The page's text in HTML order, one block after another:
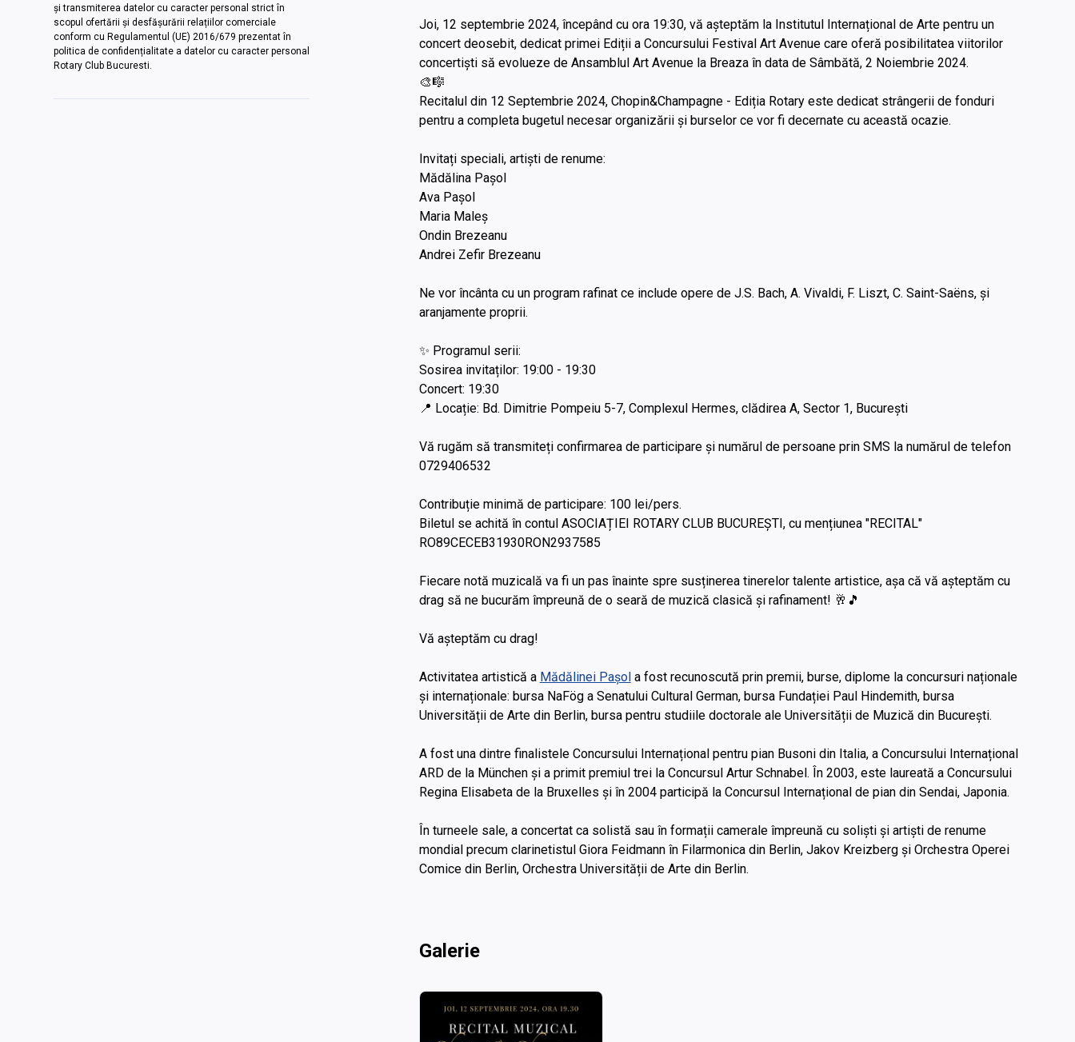
și transmiterea datelor cu caracter personal strict în
scopul ofertării și desfășurării relațiilor comerciale
conform cu Regulamentul (UE) 2016/679 prezentat în
politica de confidențialitate a datelor cu caracter personal
Rotary Club Bucuresti.
Joi, 12 septembrie 2024, începând cu ora 19:30, vă așteptăm la Institutul Internațional de Arte pentru un
concert deosebit, dedicat primei Ediții a Concursului Festival Art Avenue care oferă posibilitatea viitorilor
concertiști să evolueze de Ansamblul Art Avenue la Breaza în data de Sâmbătă, 2 Noiembrie 2024.
🎨🎼
Recitalul din 12 Septembrie 2024, Chopin&Champagne - Ediția Rotary este dedicat strângerii de fonduri
pentru a completa bugetul necesar organizării și burselor ce vor fi decernate cu această ocazie.
Invitați speciali, artiști de renume:
Mădălina Pașol
Ava Pașol
Maria Maleș
Ondin Brezeanu
Andrei Zefir Brezeanu
Ne vor încânta cu un program rafinat ce include opere de J.S. Bach, A. Vivaldi, F. Liszt, C. Saint-Saëns, și
aranjamente proprii.
✨ Programul serii:
Sosirea invitaților: 19:00 - 19:30
Concert: 19:30
📍 Locație: Bd. Dimitrie Pompeiu 5-7, Complexul Hermes, clădirea A, Sector 1, București
Vă rugăm să transmiteți confirmarea de participare și numărul de persoane prin SMS la numărul de telefon
0729406532
Contribuție minimă de participare: 100 lei/pers.
Biletul se achită în contul ASOCIAȚIEI ROTARY CLUB BUCUREȘTI, cu mențiunea "RECITAL"
RO89CECEB31930RON2937585
Fiecare notă muzicală va fi un pas înainte spre susținerea tinerelor talente artistice, așa că vă așteptăm cu
drag să ne bucurăm împreună de o seară de muzică clasică și rafinament! 🥂🎵
Vă așteptăm cu drag!
Activitatea artistică a Mădălinei Pașola fost recunoscută prin premii, burse, diplome la concursuri naționale
și internaționale: bursa NaFög a Senatului Cultural German, bursa Fundației Paul Hindemith, bursa
Universității de Arte din Berlin, bursa pentru studiile doctorale ale Universității de Muzică din București.
A fost una dintre finalistele Concursului Internațional pentru pian Busoni din Italia, a Concursului Internațional
ARD de la München și a primit premiul trei la Concursul Artur Schnabel. În 2003, este laureată a Concursului
Regina Elisabeta de la Bruxelles și în 2004 participă la Concursul Internațional de pian din Sendai, Japonia.
În turneele sale, a concertat ca solistă sau în formații camerale împreună cu soliști și artiști de renume
mondial precum clarinetistul Giora Feidmann în Filarmonica din Berlin, Jakov Kreizberg și Orchestra Operei
Comice din Berlin, Orchestra Universității de Arte din Berlin.
Galerie